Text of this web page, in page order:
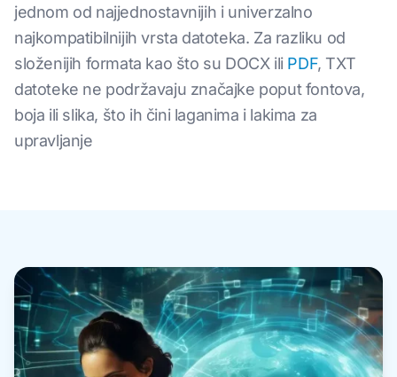
jednom od najjednostavnijih i univerzalno
najkompatibilnijih vrsta datoteka. Za razliku od
složenijih formata kao što su DOCX ili PDF, TXT
datoteke ne podržavaju značajke poput fontova,
boja ili slika, što ih čini laganima i lakima za
upravljanje